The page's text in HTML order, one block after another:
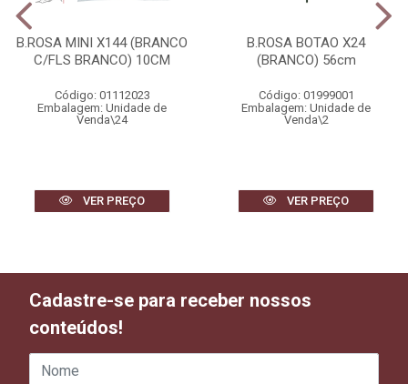
B.ROSA MINI X144 (BRANCO
C/FLS BRANCO) 10CM
Código: 01112023
Embalagem: Unidade de
Venda\24
VER PREÇO
B.ROSA BOTAO X24
(BRANCO) 56cm
Código: 01999001
Embalagem: Unidade de
Venda\2
VER PREÇO
Cadastre-se para receber nossos
conteúdos!